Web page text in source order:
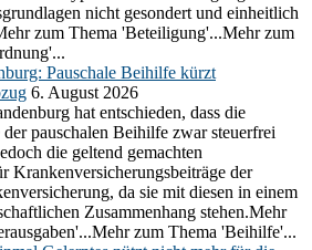
nicht gesondert und einheitlich
zum Thema 'Beteiligung'...Mehr zum
Pauschale Beihilfe kürzt
6. August 2026
hat entschieden, dass die
der pauschalen Beihilfe zwar steuerfrei
die geltend gemachten
Krankenversicherungsbeiträge der
da sie mit diesen in einem
Zusammenhang stehen.Mehr
zum Thema 'Beihilfe'...